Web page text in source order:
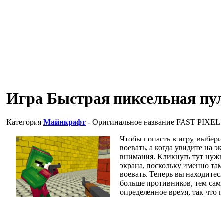
Игра Быстрая пиксельная
Категория Майнкрафт - Оригинальное название FAST
Чтобы попасть в игру,
воевать, а когда увидите
внимания. Кликнуть тут
экрана, поскольку именно
воевать. Теперь вы
больше противников, тем
определенное время, так что